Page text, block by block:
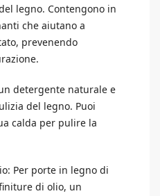
legno. Contengono in
che aiutano a
prevenendo
detergente naturale e
del legno. Puoi
calda per pulire la
Per porte in legno di
di olio, un